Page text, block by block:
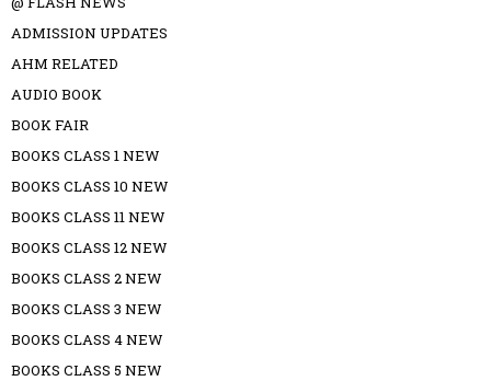
ADMISSION UPDATES
AHM RELATED
AUDIO BOOK
BOOK FAIR
BOOKS CLASS 1 NEW
BOOKS CLASS 10 NEW
BOOKS CLASS 11 NEW
BOOKS CLASS 12 NEW
BOOKS CLASS 2 NEW
BOOKS CLASS 3 NEW
BOOKS CLASS 4 NEW
BOOKS CLASS 5 NEW